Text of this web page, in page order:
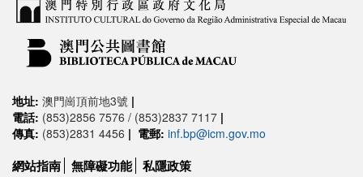
地址: 澳門崗頂前地3號 |
電話: (853)2856 7576 / (853)2837 7117 |
傳真: (853)2831 4456 | 電郵: inf.bp@icm.gov.mo
網站指南 無障礙功能 私隱政策